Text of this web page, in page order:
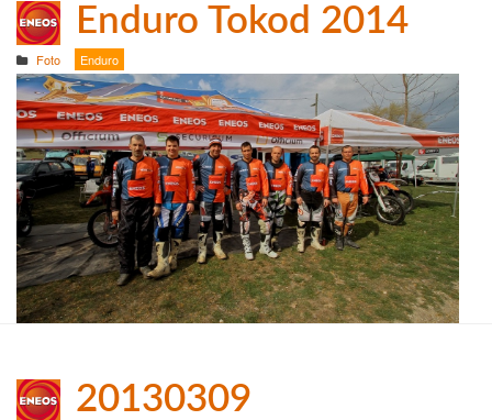
Enduro Tokod 2014
Foto Enduro
20130309